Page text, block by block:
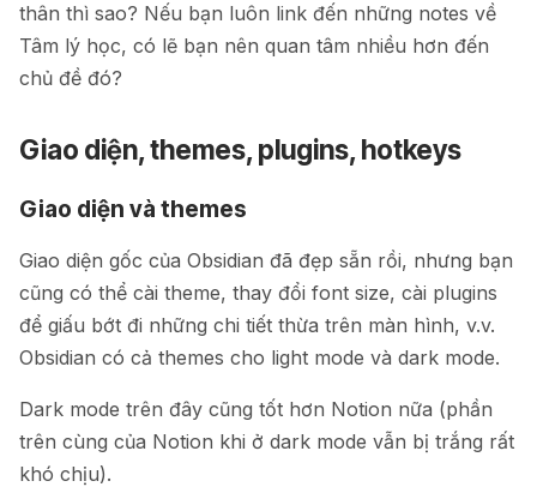
thân thì sao? Nếu bạn luôn link đến những notes về
Tâm lý học, có lẽ bạn nên quan tâm nhiều hơn đến
chủ đề đó?
Giao diện, themes, plugins, hotkeys
Giao diện và themes
Giao diện gốc của Obsidian đã đẹp sẵn rồi, nhưng bạn
cũng có thể cài theme, thay đổi font size, cài plugins
để giấu bớt đi những chi tiết thừa trên màn hình, v.v.
Obsidian có cả themes cho light mode và dark mode.
Dark mode trên đây cũng tốt hơn Notion nữa (phần
trên cùng của Notion khi ở dark mode vẫn bị trắng rất
khó chịu).